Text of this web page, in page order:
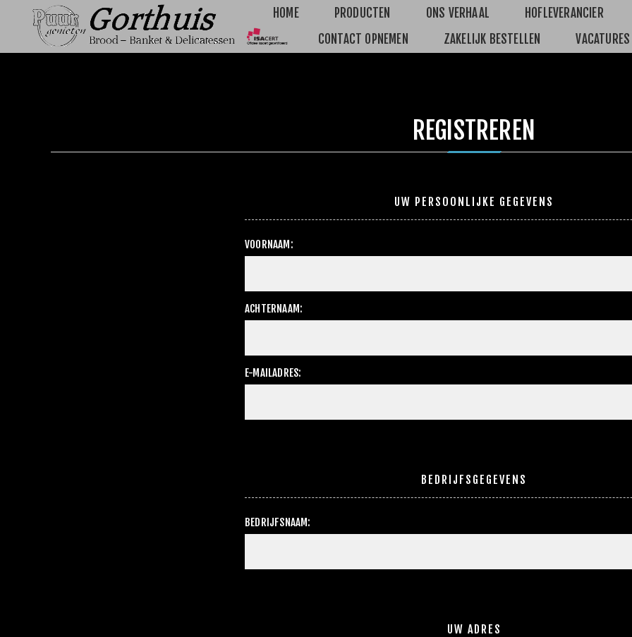
HOME PRODUCTEN ONS VERHAAL
HOFLEVERANCIER
CONTACT OPNEMEN
ZAKELIJK BESTELLEN VACATURES
REGISTREREN
UW PERSOONLIJKE GEGEVENS
VOORNAAM:
ACHTERNAAM:
E-MAILADRES:
BEDRIJFSGEGEVENS
BEDRIJFSNAAM:
UW ADRES